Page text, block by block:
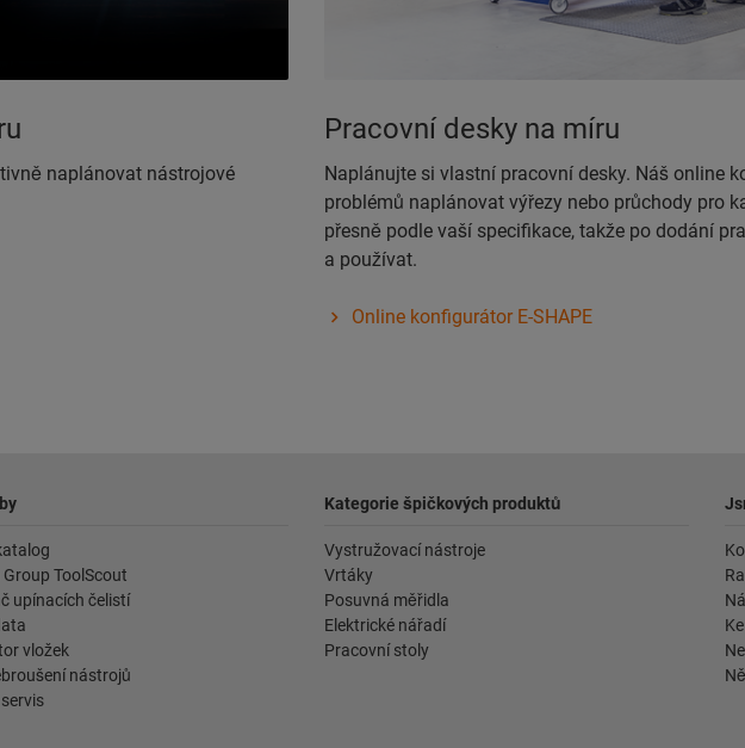
naplánovat nástrojové
Pracovní desky na míru
Naplánujte si vlastní pracovní desky. Náš online
problémů naplánovat výřezy nebo průchody pro
přesně podle vaší specifikace, takže po dodání
a používat.
Online konfigurátor E-SHAPE
ToolScout
upínacích čelistí
vložek
nástrojů
Kategorie špičkových produktů
Vystružovací nástroje
Vrtáky
Posuvná měřidla
Elektrické nářadí
Pracovní stoly